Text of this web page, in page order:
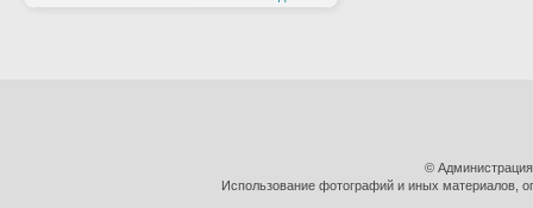
©
Использование фотографий и иных материалов,